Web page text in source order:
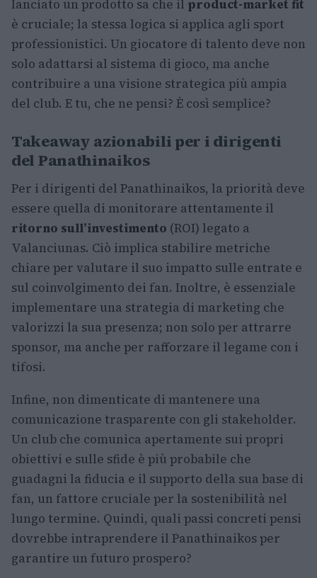
lanciato un prodotto sa che il product-market fit
è cruciale; la stessa logica si applica agli sport
professionistici. Un giocatore di talento deve non
solo adattarsi al sistema di gioco, ma anche
contribuire a una visione strategica più ampia
del club. E tu, che ne pensi? È così semplice?
Takeaway azionabili per i dirigenti
del Panathinaikos
Per i dirigenti del Panathinaikos, la priorità deve
essere quella di monitorare attentamente il
ritorno sull’investimento (ROI) legato a
Valanciunas. Ciò implica stabilire metriche
chiare per valutare il suo impatto sulle entrate e
sul coinvolgimento dei fan. Inoltre, è essenziale
implementare una strategia di marketing che
valorizzi la sua presenza; non solo per attrarre
sponsor, ma anche per rafforzare il legame con i
tifosi.
Infine, non dimenticate di mantenere una
comunicazione trasparente con gli stakeholder.
Un club che comunica apertamente sui propri
obiettivi e sulle sfide è più probabile che
guadagni la fiducia e il supporto della sua base di
fan, un fattore cruciale per la sostenibilità nel
lungo termine. Quindi, quali passi concreti pensi
dovrebbe intraprendere il Panathinaikos per
garantire un futuro prospero?